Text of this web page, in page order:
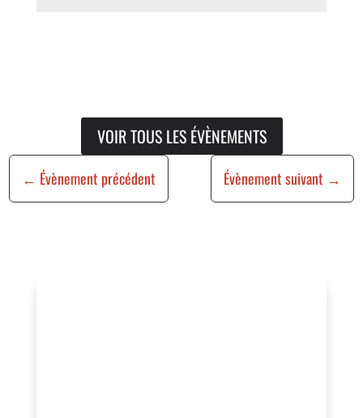
VOIR TOUS LES ÉVÈNEMENTS
← Évènement précédent Évènement suivant →